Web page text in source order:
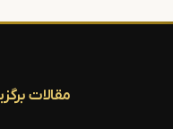
مقالات